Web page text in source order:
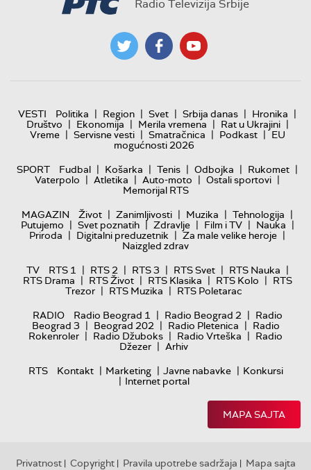
Radio Televizija Srbije
VESTI Politika | Region | Svet | Srbija danas | Hronika |
Društvo | Ekonomija | Merila vremena | Rat u Ukrajini |
Vreme | Servisne vesti | Smatračnica | Podkast | EU
mogućnosti 2026
SPORT
Fudbal | Košarka | Tenis | Odbojka | Rukomet |
Vaterpolo | Atletika | Auto-moto | Ostali sportovi |
Memorijal RTS
MAGAZIN
Život | Zanimljivosti | Muzika | Tehnologija |
Putujemo | Svet poznatih | Zdravlje | Film i TV | Nauka |
Priroda | Digitalni preduzetnik | Za male velike heroje |
Naizgled zdrav
TV
RTS 1 | RTS 2 | RTS 3 | RTS Svet | RTS Nauka |
RTS Drama | RTS Život | RTS Klasika | RTS Kolo | RTS
Trezor | RTS Muzika | RTS Poletarac
RADIO
Radio Beograd 1 | Radio Beograd 2 | Radio
Beograd 3 | Beograd 202 | Radio Pletenica | Radio
Rokenroler | Radio Džuboks | Radio Vrteška | Radio
Džezer | Arhiv
RTS
Kontakt | Marketing | Javne nabavke | Konkursi
| Internet portal
MAPA SAJTA
Privatnost| Copyright| Pravila upotrebe sadržaja | Mapa sajta